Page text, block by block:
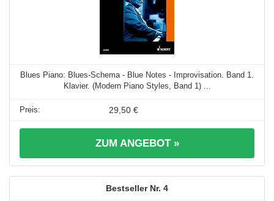
Blues Piano: Blues-Schema - Blue Notes - Improvisation. Band 1.
Klavier. (Modern Piano Styles, Band 1) ...
29,50 €
ZUM ANGEBOT »
4